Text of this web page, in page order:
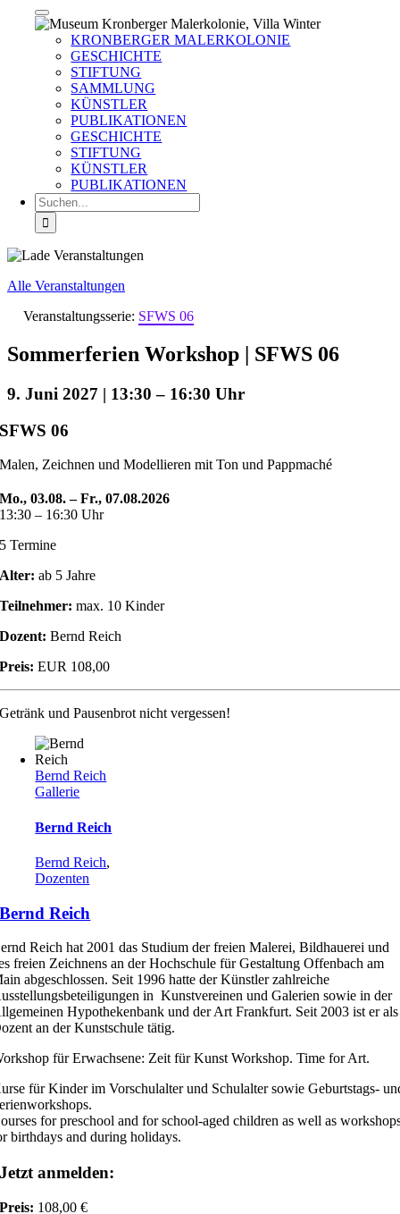
KRONBERGER MALERKOLONIE
GESCHICHTE
STIFTUNG
SAMMLUNG
KÜNSTLER
PUBLIKATIONEN
GESCHICHTE
STIFTUNG
KÜNSTLER
PUBLIKATIONEN
Suche
nach:
Alle Veranstaltungen
Veranstaltungsserie: SFWS 06
Sommerferien Workshop | SFWS 06
9. Juni 2027 | 13:30 – 16:30
SFWS 06
Malen, Zeichnen und Modellieren mit Ton und Pappmaché
Mo., 03.08. – Fr., 07.08.2026
13:30 – 16:30 Uhr
5 Termine
Alter: ab 5 Jahre
Teilnehmer: max. 10 Kinder
Dozent: Bernd Reich
Preis: EUR 108,00
Getränk und Pausenbrot nicht vergessen!
Bernd Reich
Gallerie
Bernd Reich
Bernd Reich,
Dozenten
Bernd Reich
Reich hat 2001 das Studium der freien Malerei, Bildhauerei und
freien Zeichnens an der Hochschule für Gestaltung Offenbach am
abgeschlossen. Seit 1996 hatte der Künstler zahlreiche
in Kunstvereinen und Galerien sowie in der
Hypothekenbank und der Art Frankfurt. Seit 2003 ist er als
an der Kunstschule tätig.
für Erwachsene: Zeit für Kunst Workshop. Time for Art.
für Kinder im Vorschulalter und Schulalter sowie Geburtstags-
for preschool and for school-aged children as well as
birthdays and during holidays.
Jetzt anmelden:
Preis: 108,00 €